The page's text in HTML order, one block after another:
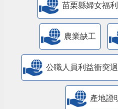
苗栗縣婦女福
農業缺工
公職人員利益衝突
產地證